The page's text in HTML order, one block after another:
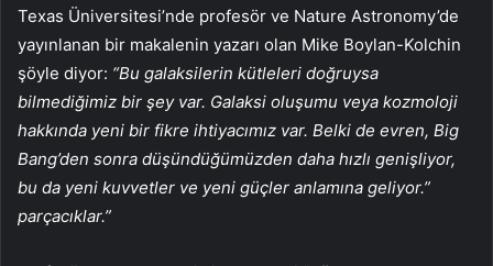
Texas Üniversitesi’nde profesör ve Nature Astronomy’de
yayınlanan bir makalenin yazarı olan Mike Boylan-Kolchin
şöyle diyor: “Bu galaksilerin kütleleri doğruysa
bilmediğimiz bir şey var. Galaksi oluşumu veya kozmoloji
hakkında yeni bir fikre ihtiyacımız var. Belki de evren, Big
Bang’den sonra düşündüğümüzden daha hızlı genişliyor,
bu da yeni kuvvetler ve yeni güçler anlamına geliyor.”
parçacıklar.”